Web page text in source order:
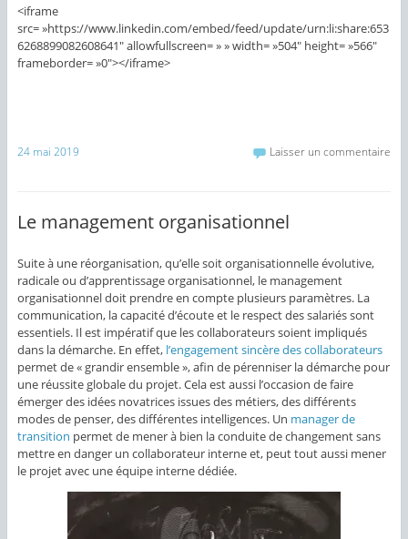
<iframe
src= »https://www.linkedin.com/embed/feed/update/urn:li:share:653
6268899082608641″ allowfullscreen= » » width= »504″ height= »566″
frameborder= »0″></iframe>
24 mai 2019 Laisser un commentaire
Le management organisationnel
Suite à une réorganisation, qu’elle soit organisationnelle évolutive,
radicale ou d’apprentissage organisationnel, le management
organisationnel doit prendre en compte plusieurs paramètres. La
communication, la capacité d’écoute et le respect des salariés sont
essentiels. Il est impératif que les collaborateurs soient impliqués
dans la démarche. En effet, l’engagement sincère des collaborateurs
permet de « grandir ensemble », afin de pérenniser la démarche pour
une réussite globale du projet. Cela est aussi l’occasion de faire
émerger des idées novatrices issues des métiers, des différents
modes de penser, des différentes intelligences. Un manager de
transition permet de mener à bien la conduite de changement sans
mettre en danger un collaborateur interne et, peut tout aussi mener
le projet avec une équipe interne dédiée.